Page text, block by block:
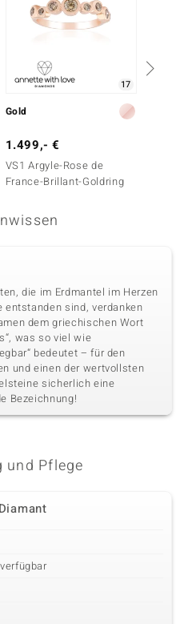
17
Gold
1.499,- €
VS1 Argyle-Rose de
France-Brillant-Goldring
die im Erdmantel im Herzen
entstanden sind, verdanken
dem griechischen Wort
was so viel wie
bedeutet – für den
und einen der wertvollsten
sicherlich eine
Bezeichnung!
und Pflege